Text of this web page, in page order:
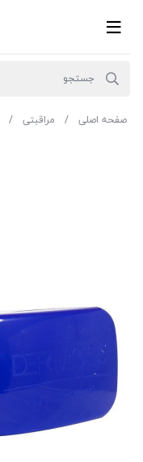
صفحه اصلی مراقبتی